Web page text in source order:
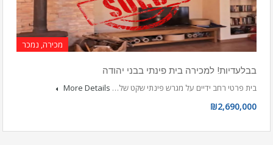
מכירה, נמכר
בבלעדיות! למכירה בית פינתי בבני יהודה
בית פרטי רחב ידיים על מגרש פינתי שקט של… More Details
₪2,690,000